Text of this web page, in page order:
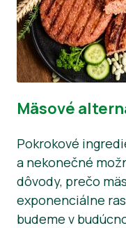
Mäsové
Pokrokové
a nekonečné
dôvody, prečo
exponenciálne
budeme v